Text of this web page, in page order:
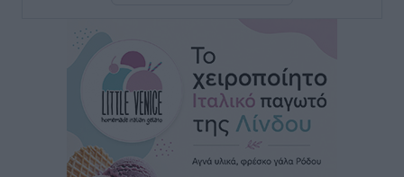
Συνεντεύξεις
Μιχάλης Χουρδάκης: «Η χώρα χρειάζεται μια
αξιόπιστη εναλλακτική κυβερνητική πρόταση»
Συνεντεύξεις • πριν 1 ώρα